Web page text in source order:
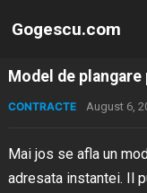
Gogescu.com
Model de
CONTRACTE August 6,
Mai jos se afla un
adresata instantei. Il